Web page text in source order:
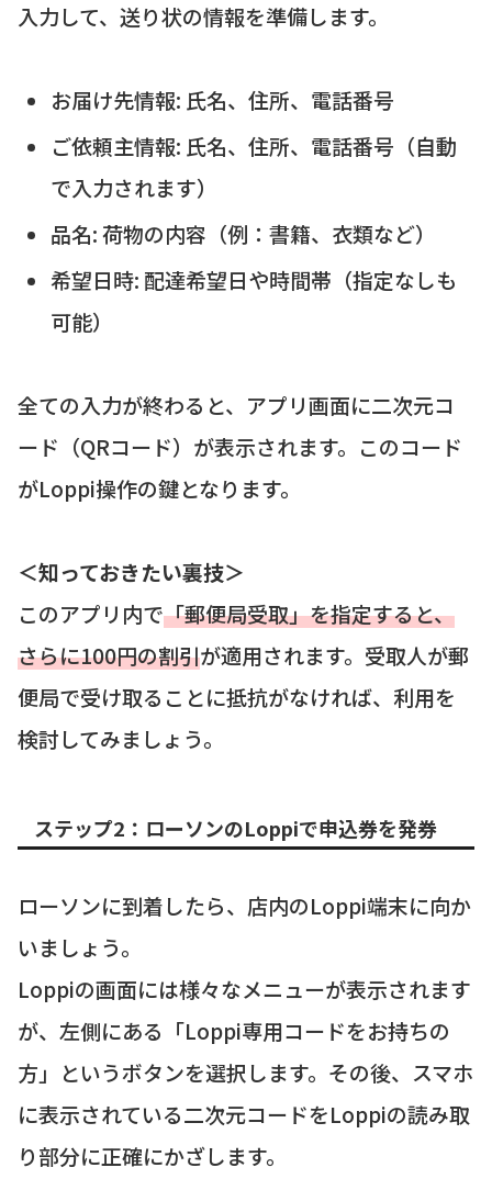
入力して、送り状の情報を準備します。
お届け先情報: 氏名、住所、電話番号
ご依頼主情報: 氏名、住所、電話番号（自動
で入力されます）
品名: 荷物の内容（例：書籍、衣類など）
希望日時: 配達希望日や時間帯（指定なしも
可能）
全ての入力が終わると、アプリ画面に二次元コ
ード（QRコード）が表示されます。このコード
がLoppi操作の鍵となります。
＜知っておきたい裏技＞
このアプリ内で「郵便局受取」を指定すると、
さらに100円の割引が適用されます。受取人が郵
便局で受け取ることに抵抗がなければ、利用を
検討してみましょう。
ステップ2：ローソンのLoppiで申込券を発券
ローソンに到着したら、店内のLoppi端末に向か
いましょう。
Loppiの画面には様々なメニューが表示されます
が、左側にある「Loppi専用コードをお持ちの
方」というボタンを選択します。その後、スマホ
に表示されている二次元コードをLoppiの読み取
り部分に正確にかざします。